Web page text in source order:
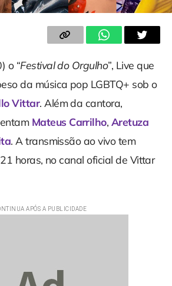
o “Festival do Orgulho”, Live que
da música pop LGBTQ+ sob o
Vittar. Além da cantora,
Mateus Carrilho, Aretuza
. A transmissão ao vivo tem
horas, no canal oficial de Vittar